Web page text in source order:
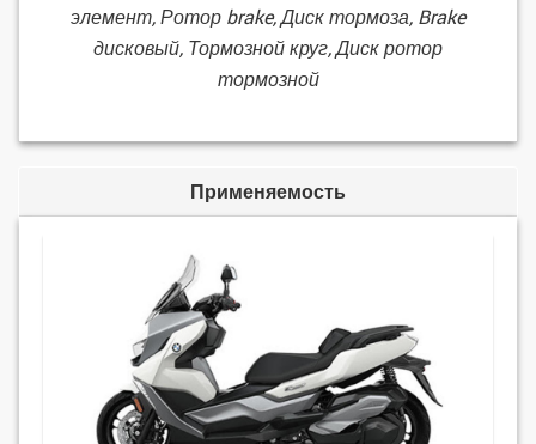
элемент, Ротор brake, Диск тормоза, Brake
дисковый, Тормозной круг, Диск ротор
тормозной
Применяемость